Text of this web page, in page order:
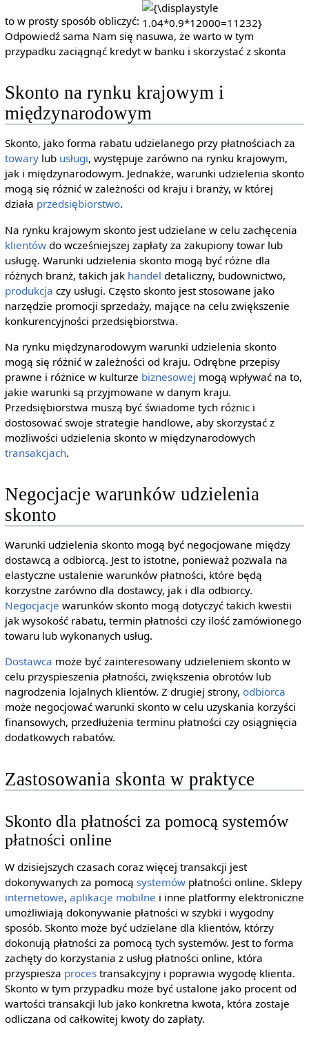
to w prosty sposób obliczyć:
{\displaystyle
1.04*0.9*12000=11232}
Odpowiedź sama Nam się nasuwa, że warto w tym
przypadku zaciągnąć kredyt w banku i skorzystać z skonta
Skonto na rynku krajowym i
międzynarodowym
Skonto, jako forma rabatu udzielanego przy płatnościach za
towarylub usługi, występuje zarówno na rynku krajowym,
jak i międzynarodowym. Jednakże, warunki udzielenia skonto
mogą się różnić w zależności od kraju i branży, w której
działa przedsiębiorstwo.
Na rynku krajowym skonto jest udzielane w celu zachęcenia
klientówdo wcześniejszej zapłaty za zakupiony towar lub
usługę. Warunki udzielenia skonto mogą być różne dla
różnych branż, takich jak handel detaliczny, budownictwo,
produkcja czy usługi. Często skonto jest stosowane jako
narzędzie promocji sprzedaży, mające na celu zwiększenie
konkurencyjności przedsiębiorstwa.
Na rynku międzynarodowym warunki udzielenia skonto
mogą się różnić w zależności od kraju. Odrębne przepisy
prawne i różnice w kulturze biznesowej mogą wpływać na to,
jakie warunki są przyjmowane w danym kraju.
Przedsiębiorstwa muszą być świadome tych różnic i
dostosować swoje strategie handlowe, aby skorzystać z
możliwości udzielenia skonto w międzynarodowych
transakcjach.
Negocjacje warunków udzielenia
skonto
Warunki udzielenia skonto mogą być negocjowane między
dostawcą a odbiorcą. Jest to istotne, ponieważ pozwala na
elastyczne ustalenie warunków płatności, które będą
korzystne zarówno dla dostawcy, jak i dla odbiorcy.
Negocjacje warunków skonto mogą dotyczyć takich kwestii
jak wysokość rabatu, termin płatności czy ilość zamówionego
towaru lub wykonanych usług.
Dostawca może być zainteresowany udzieleniem skonto w
celu przyspieszenia płatności, zwiększenia obrotów lub
nagrodzenia lojalnych klientów. Z drugiej strony, odbiorca
może negocjować warunki skonto w celu uzyskania korzyści
finansowych, przedłużenia terminu płatności czy osiągnięcia
dodatkowych rabatów.
Zastosowania skonta w praktyce
Skonto dla płatności za pomocą systemów
płatności online
W dzisiejszych czasach coraz więcej transakcji jest
dokonywanych za pomocą systemówpłatności online. Sklepy
internetowe, aplikacje mobilne i inne platformy elektroniczne
umożliwiają dokonywanie płatności w szybki i wygodny
sposób. Skonto może być udzielane dla klientów, którzy
dokonują płatności za pomocą tych systemów. Jest to forma
zachęty do korzystania z usług płatności online, która
przyspiesza procestransakcyjny i poprawia wygodę klienta.
Skonto w tym przypadku może być ustalone jako procent od
wartości transakcji lub jako konkretna kwota, która zostaje
odliczana od całkowitej kwoty do zapłaty.